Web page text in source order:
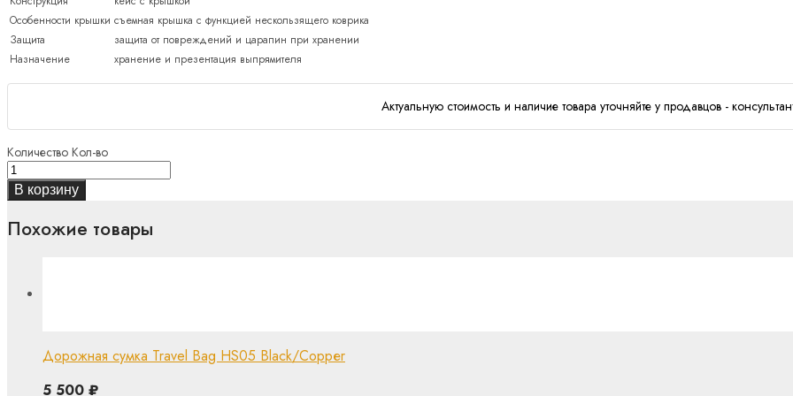
Особенности крышки съемная крышка с функцией нескользящего коврика
Защита
защита от повреждений и царапин при хранении
Назначение
хранение и презентация выпрямителя
Актуальную стоимость и наличие товара уточняйте у продавцов -
Количество Кол-во
В корзину
Похожие товары
Дорожная сумка Travel Bag HS05 Black/Coppеr
5 500 ₽